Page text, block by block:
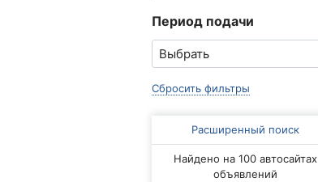
Период подачи
Сбросить фильтры
Расширенный поиск
Найдено на 100 автосайтах
объявлений